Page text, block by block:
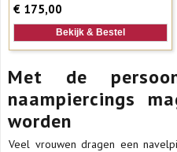
€ 175,00
Bekijk & Bestel
Met de
naampiercings
worden
Veel vrouwen dragen een